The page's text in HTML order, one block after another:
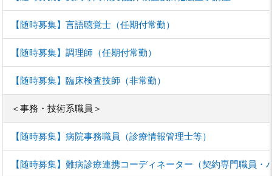
【随時募集】言語聴覚士（任期付常勤）
【随時募集】調理師（任期付常勤）
【随時募集】臨床検査技師（非常勤）
＜事務・技術系職員＞
【随時募集】病院事務職員（診療情報管理士等）
【随時募集】難病診療連携コーディネーター（契約専門職員・